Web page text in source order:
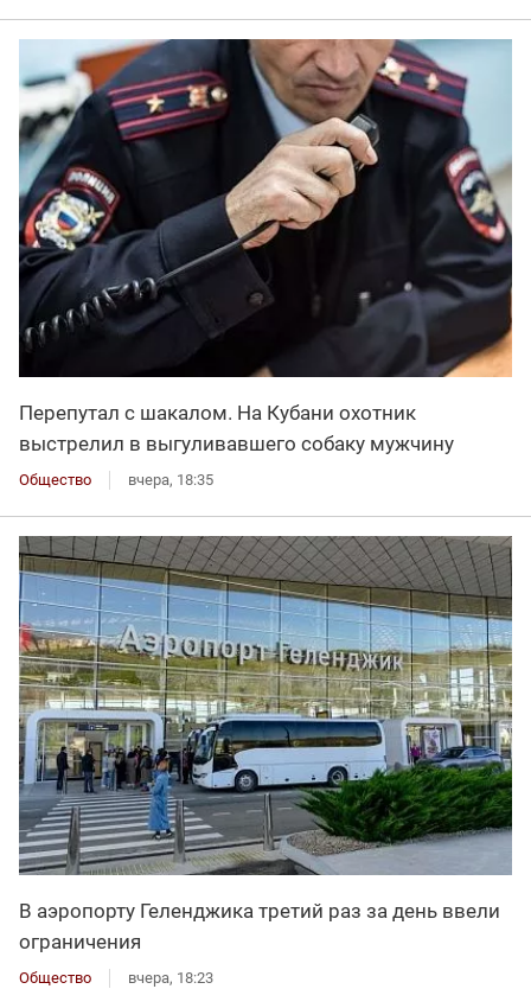
Перепутал с шакалом. На Кубани охотник
выстрелил в выгуливавшего собаку мужчину
Общество вчера, 18:35
В аэропорту Геленджика третий раз за день ввели
ограничения
Общество вчера, 18:23